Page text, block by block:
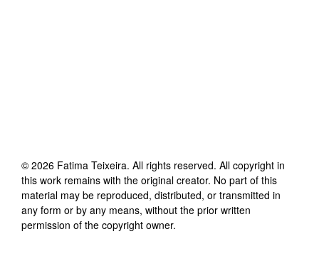
© 2026 Fatima Teixeira. All rights reserved. All copyright in
this work remains with the original creator. No part of this
material may be reproduced, distributed, or transmitted in
any form or by any means, without the prior written
permission of the copyright owner.